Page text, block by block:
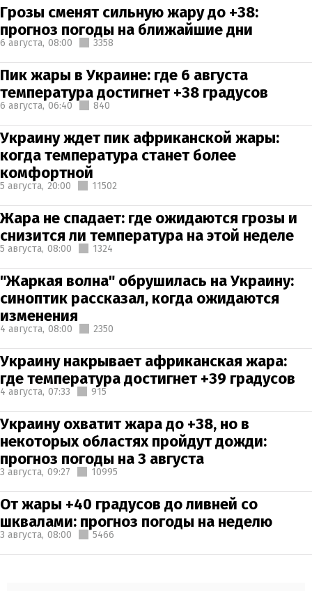
Грозы сменят сильную жару до +38:
прогноз погоды на ближайшие дни
6 августа, 08:00 3358
Пик жары в Украине: где 6 августа
температура достигнет +38 градусов
6 августа, 06:40 840
Украину ждет пик африканской жары:
когда температура станет более
комфортной
5 августа, 20:00 11502
Жара не спадает: где ожидаются грозы и
снизится ли температура на этой неделе
5 августа, 08:00 1324
"Жаркая волна" обрушилась на Украину:
синоптик рассказал, когда ожидаются
изменения
4 августа, 08:00 2350
Украину накрывает африканская жара:
где температура достигнет +39 градусов
4 августа, 07:33 915
Украину охватит жара до +38, но в
некоторых областях пройдут дожди:
прогноз погоды на 3 августа
3 августа, 09:27 10995
От жары +40 градусов до ливней со
шквалами: прогноз погоды на неделю
3 августа, 08:00 5466